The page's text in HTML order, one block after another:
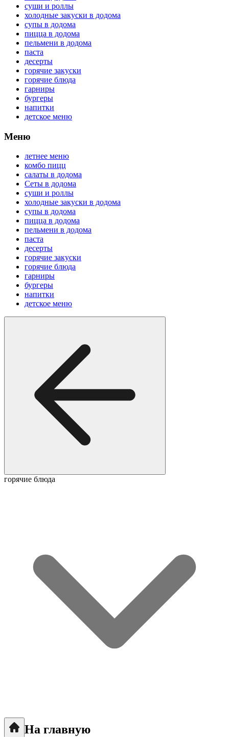
суши и роллы
холодные закуски в додома
супы в додома
пицца в додома
пельмени в додома
паста
десерты
горячие закуски
горячие блюда
гарниры
бургеры
напитки
детское меню
Меню
летнее меню
комбо пицц
салаты в додома
Сеты в додома
суши и роллы
холодные закуски в додома
супы в додома
пицца в додома
пельмени в додома
паста
десерты
горячие закуски
горячие блюда
гарниры
бургеры
напитки
детское меню
горячие блюда
На главную